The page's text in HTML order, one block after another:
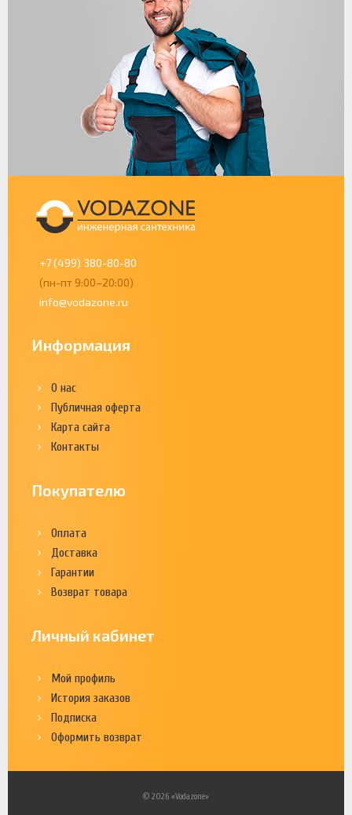
+7 (499) 380-80-80
(пн-пт 9:00–20:00)
info@vodazone.ru
Информация
О нас
Публичная оферта
Карта сайта
Контакты
Покупателю
Оплата
Доставка
Гарантии
Возврат товара
Личный кабинет
Мой профиль
История заказов
Подписка
Оформить возврат
© 2026 «Vodazone»